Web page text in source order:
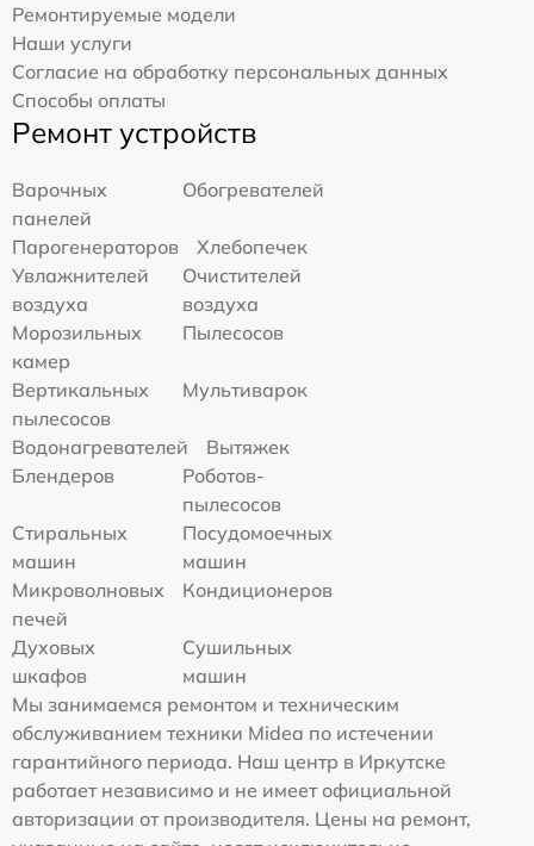
Ремонтируемые модели
Наши услуги
Согласие на обработку персональных данных
Способы оплаты
Ремонт устройств
Варочных
панелей
Обогревателей
Парогенераторов
Хлебопечек
Увлажнителей
воздуха
Очистителей
воздуха
Морозильных
камер
Пылесосов
Вертикальных
пылесосов
Мультиварок
Водонагревателей
Вытяжек
Блендеров
Роботов-
пылесосов
Стиральных
машин
Посудомоечных
машин
Микроволновых
печей
Кондиционеров
Духовых
шкафов
Сушильных
машин
Мы занимаемся ремонтом и техническим
обслуживанием техники Midea по истечении
гарантийного периода. Наш центр в Иркутске
работает независимо и не имеет официальной
авторизации от производителя. Цены на ремонт,